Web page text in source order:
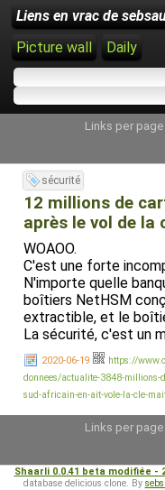
Liens en vrac de
Picture wall
Daily
Links per page:
sécurité
12 millions de
après le vol de la
WOAOO.
C'est une forte
N'importe quelle
boîtiers NetHSM
extractible, et le
La sécurité, c'est un
2020-06-19
https://
donnees/actualite-3848-millions-
sud-africain-en-ait-vole-la-cle-
Links per page:
Shaarli 0.0.41 beta modifiée -
database delicious clone. By